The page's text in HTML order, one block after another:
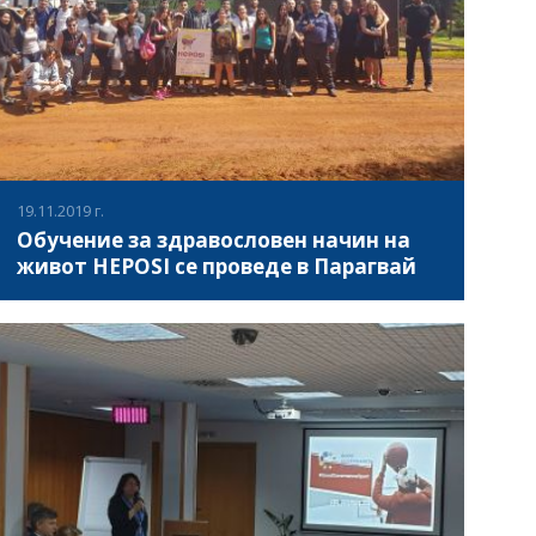
организацията.
19.11.2019 г.
Обучение за здравословен начин на
живот HEPOSI се проведе в Парагвай
Парагвай се проведе младежки обмен в сферата на
здравословния начин на живот и физическата
активност сред младите хора, в който взеха участие
младежи от България, Италия, Парагвай и Перу.
Дейността се проведе в рамките на проект "HEalth
Practices for Own Self-Improvement" (HEPOSI), съ-
финансиран по програма Еразъм+ на Европейския
съюз и в рамките на седем работни дни, участниците
работиха върху Наръчник "Healthy Sensitive Youth",
ВИЖ ПОВЕЧЕ